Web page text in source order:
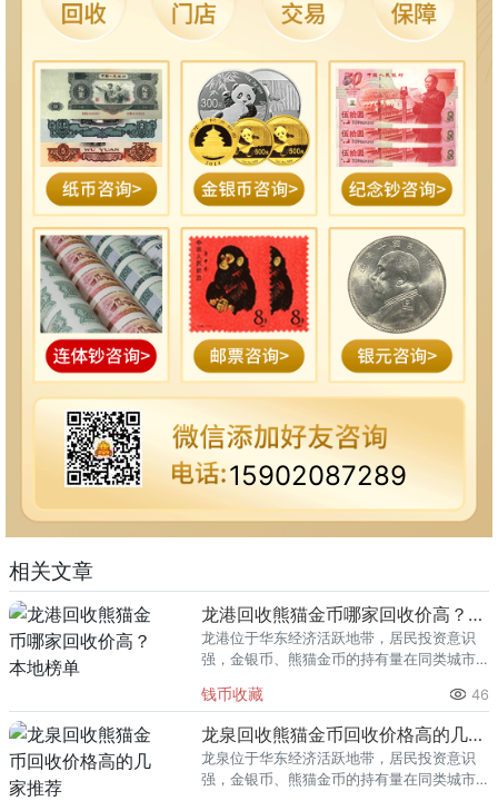
15902087289
相关文章
龙港回收熊猫金币哪家回收价高？本地榜单
龙港位于华东经济活跃地带，居民投资意识
强，金银币、熊猫金币的持有量在同类城市
熊猫金币的需求就明显升温，但鱼龙混杂的
回收渠道里，能精准识别版别溢
钱币收藏 46
龙泉回收熊猫金币回收价格高的几家推荐
龙泉位于华东经济活跃地带，居民投资意识
强，金银币、熊猫金币的持有量在同类城市